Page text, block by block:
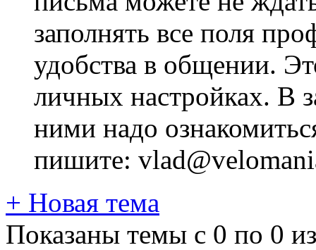
заполнять все поля
удобства в общении.
личных настройках. В
ними надо
пишите:
+ Новая тема
Показаны темы с 0 по 0